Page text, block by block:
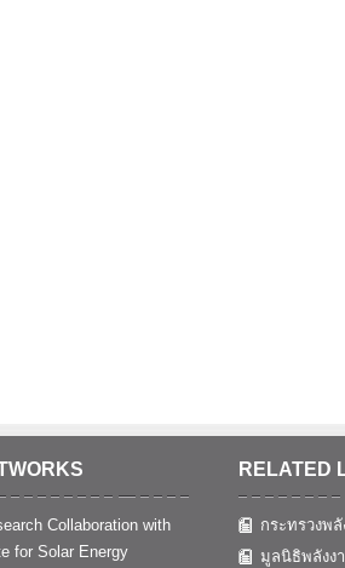
Collaboration with
for Solar Energy
RELATED
กระทรวงพลั
มูลนิธิพลังง